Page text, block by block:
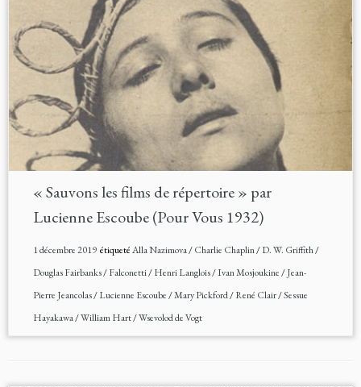
« Sauvons les films de répertoire » par
Lucienne Escoube (Pour Vous 1932)
1 décembre 2019étiquetéAlla Nazimova/Charlie Chaplin/D. W. Griffith/
Douglas Fairbanks/Falconetti/Henri Langlois/Ivan Mosjoukine/Jean-
Pierre Jeancolas/Lucienne Escoube/Mary Pickford/René Clair/Sessue
Hayakawa/William Hart/Wsevolod de Vogt